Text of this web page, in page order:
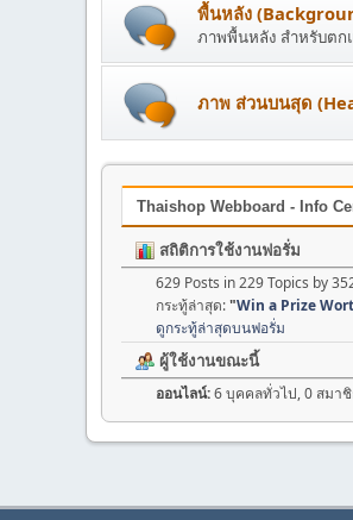
พื้นหลัง
ภาพพื้นหลัง สำหรับตก
ภาพ ส่วนบนสุด
Thaishop Webboard - Info
สถิติการใช้งานฟอรั่ม
629 Posts in 229 Topics by
กระทู้ล่าสุด:"Win a Prize
ดูกระทู้ล่าสุดบนฟอรั่ม
ผู้ใช้งานขณะนี้
ออนไลน์:6 บุคคลทั่วไป, 0 สมา